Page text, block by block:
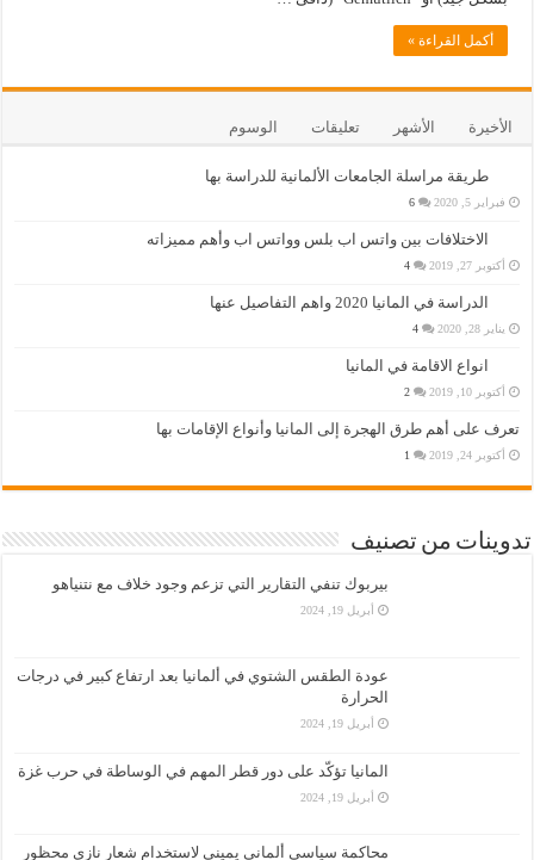
أكمل القراءة »
الأخيرة الأشهر تعليقات الوسوم
طريقة مراسلة الجامعات الألمانية للدراسة بها
فبراير 5, 2020 6
الاختلافات بين واتس اب بلس وواتس اب وأهم مميزاته
أكتوبر 27, 2019 4
الدراسة في المانيا 2020 واهم التفاصيل عنها
يناير 28, 2020 4
انواع الاقامة في المانيا
أكتوبر 10, 2019 2
تعرف على أهم طرق الهجرة إلى المانيا وأنواع الإقامات بها
أكتوبر 24, 2019 1
تدوينات من تصنيف
بيربوك تنفي التقارير التي تزعم وجود خلاف مع نتنياهو
أبريل 19, 2024
عودة الطقس الشتوي في ألمانيا بعد ارتفاع كبير في درجات
الحرارة
أبريل 19, 2024
المانيا تؤكّد على دور قطر المهم في الوساطة في حرب غزة
أبريل 19, 2024
محاكمة سياسي ألماني يميني لاستخدام شعار نازي محظور